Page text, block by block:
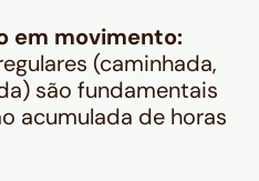
em movimento:
(caminhada,
são fundamentais
acumulada de horas